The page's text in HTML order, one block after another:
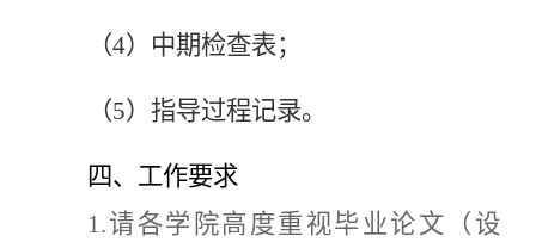
（4）中期检查表；
（5）指导过程记录。
四、工作要求
1.请各学院高度重视毕业论文（设